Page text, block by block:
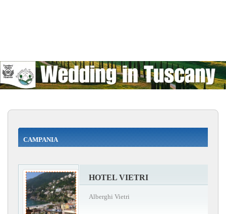
CAMPANIA
HOTEL VIETRI
Alberghi Vietri